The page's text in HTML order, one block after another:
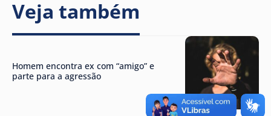
Veja também
Homem encontra ex com “amigo” e
parte para a agressão